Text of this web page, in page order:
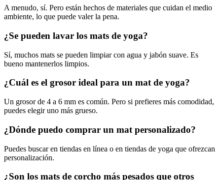
A menudo, sí. Pero están hechos de materiales que cuidan el medio
ambiente, lo que puede valer la pena.
¿Se pueden lavar los mats de yoga?
Sí, muchos mats se pueden limpiar con agua y jabón suave. Es
bueno mantenerlos limpios.
¿Cuál es el grosor ideal para un mat de yoga?
Un grosor de 4 a 6 mm es común. Pero si prefieres más comodidad,
puedes elegir uno más grueso.
¿Dónde puedo comprar un mat personalizado?
Puedes buscar en tiendas en línea o en tiendas de yoga que ofrezcan
personalización.
¿Son los mats de corcho más pesados que otros